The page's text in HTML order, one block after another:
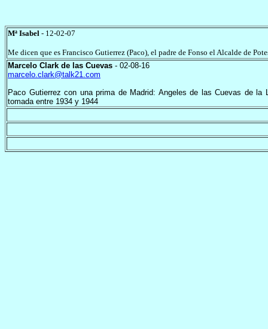
Mª Isabel - 12-02-07
Me dicen que es Francisco Gutierrez (Paco), el padre de Fonso el Alcalde de
Marcelo Clark de las Cuevas - 02-08-16
marcelo.clark@talk21.com
Paco Gutierrez con una prima de Madrid: Angeles de las Cuevas de
tomada entre 1934 y 1944